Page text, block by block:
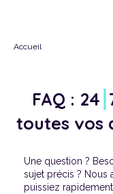
Accueil
FAQ : 24
toutes vos
Une question ?
sujet précis ? Nous
puissiez